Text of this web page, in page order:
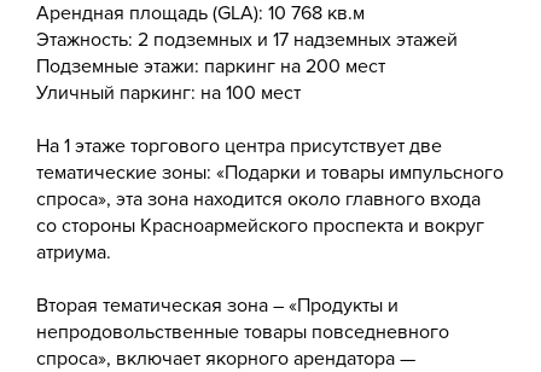
Арендная площадь (GLA): 10 768 кв.м
Этажность: 2 подземных и 17 надземных этажей
Подземные этажи: паркинг на 200 мест
Уличный паркинг: на 100 мест
На 1 этаже торгового центра присутствует две
тематические зоны: «Подарки и товары импульсного
спроса», эта зона находится около главного входа
со стороны Красноармейского проспекта и вокруг
атриума.
Вторая тематическая зона – «Продукты и
непродовольственные товары повседневного
спроса», включает якорного арендатора —